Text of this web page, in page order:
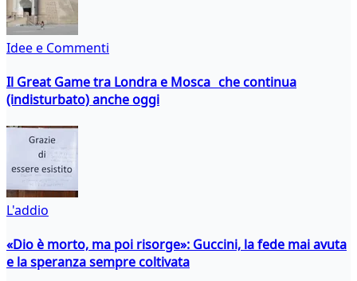
Idee e Commenti
Il Great Game tra Londra e Mosca che continua
(indisturbato) anche oggi
L'addio
«Dio è morto, ma poi risorge»: Guccini, la fede mai avuta
e la speranza sempre coltivata